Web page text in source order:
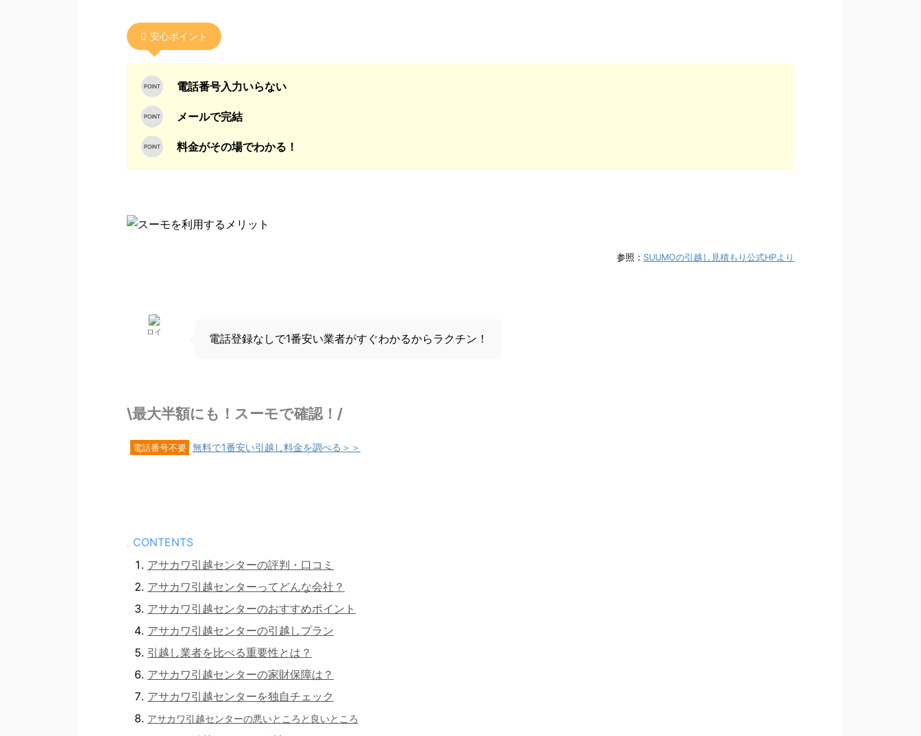
安心ポイント
電話番号入力いらない
メールで完結
料金がその場でわかる！
参照： SUUMOの引越し見積もり公式HPより
ロイ 電話登録なしで1番安い業者がすぐわかるからラクチン！
\最大半額にも！スーモで確認！/
電話番号不要 無料で1番安い引越し料金を調べる＞＞
CONTENTS
アサカワ引越センターの評判・口コミ
アサカワ引越センターってどんな会社？
アサカワ引越センターのおすすめポイント
アサカワ引越センターの引越しプラン
引越し業者を比べる重要性とは？
アサカワ引越センターの家財保障は？
アサカワ引越センターを独自チェック
アサカワ引越センターの悪いところと良いところ